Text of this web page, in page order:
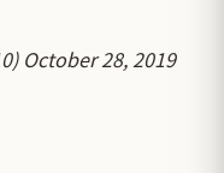
October 28, 2019